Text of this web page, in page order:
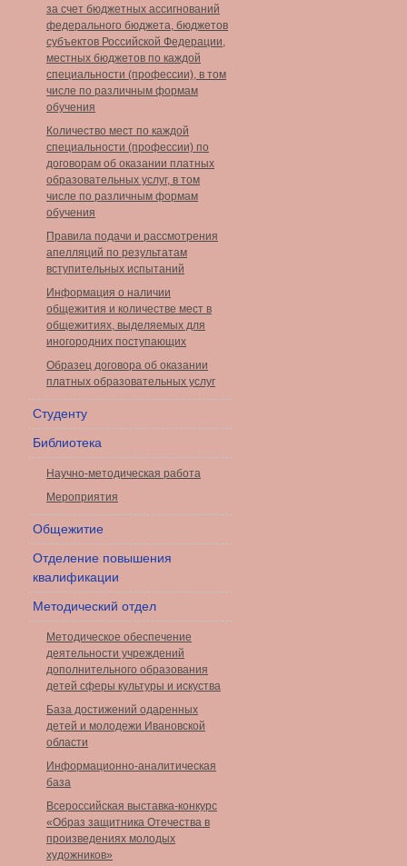
за счет бюджетных ассигнований
федерального бюджета, бюджетов
субъектов Российской Федерации,
местных бюджетов по каждой
специальности (профессии), в том
числе по различным формам
обучения
Количество мест по каждой
специальности (профессии) по
договорам об оказании платных
образовательных услуг, в том
числе по различным формам
обучения
Правила подачи и рассмотрения
апелляций по результатам
вступительных испытаний
Информация о наличии
общежития и количестве мест в
общежитиях, выделяемых для
иногородних поступающих
Образец договора об оказании
платных образовательных услуг
Студенту
Библиотека
Научно-методическая работа
Мероприятия
Общежитие
Отделение повышения
квалификации
Методический отдел
Методическое обеспечение
деятельности учреждений
дополнительного образования
детей сферы культуры и искуства
База достижений одаренных
детей и молодежи Ивановской
области
Информационно-аналитическая
база
Всероссийская выставка-конкурс
«Образ защитника Отечества в
произведениях молодых
художников»